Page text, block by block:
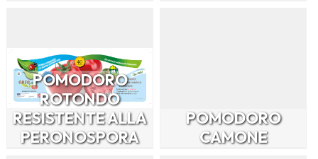
POMODORO
ROTONDO
RESISTENTE ALLA
PERONOSPORA
POMODORO
CAMONE